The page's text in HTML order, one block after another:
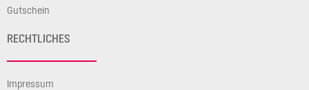
Gutschein
RECHTLICHES
Impressum